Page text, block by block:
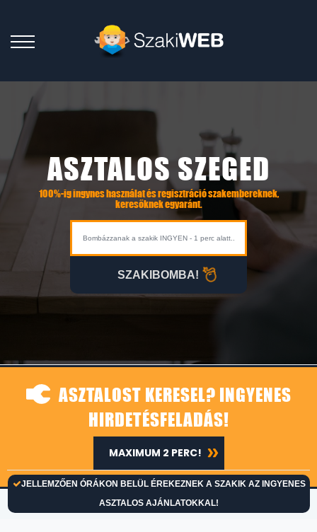
ASZTALOS SZEGED
100%-ig ingynes használat és regisztráció szakembereknek,
keresőknek egyaránt.
SZAKIBOMBA!
ASZTALOST KERESEL? INGYENES
HIRDETÉSFELADÁS!
JELLEMZŐEN ÓRÁKON BELÜL ÉREKEZNEK A SZAKIK AZ INGYENES
ASZTALOS AJÁNLATOKKAL!
MAXIMUM 2 PERC!